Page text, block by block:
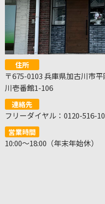
住所
〒675-0103 兵庫県加古川市
川壱番館1-106
連絡先
フリーダイヤル：0120-516-
営業時間
10:00～18:00（年末年始休）